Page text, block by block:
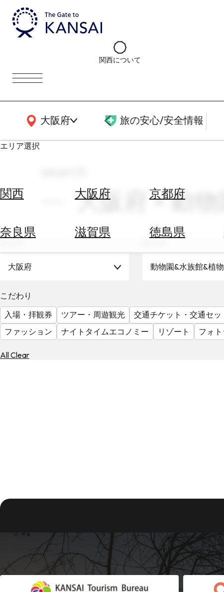
関西について
大阪府
関西広域MAP 旅の安心/安全情報
エリア選択
関西 大阪府 京都府
奈良県 滋賀県 徳島県
ホ
す
替
を
調
べ
天
大阪府 × 動物
大阪府 動物園&水族館&植
こだわり
入場・拝観券
ツアー・周遊観光 交通チケット・交通セッ
ファッション
ナイトタイムエコノミー リゾート フォ
All Clear